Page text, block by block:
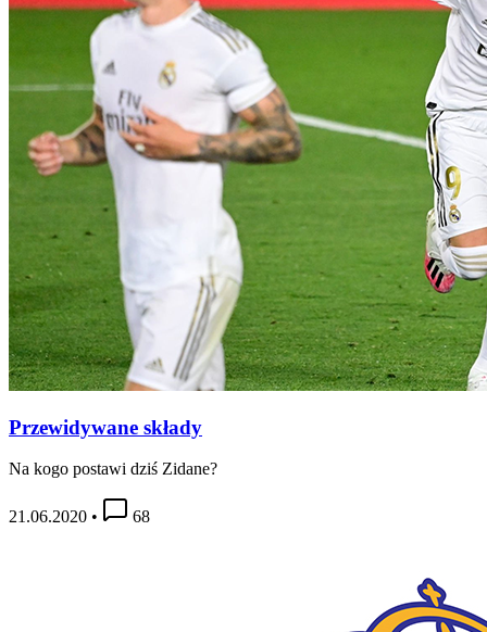
Przewidywane składy
Na kogo postawi dziś Zidane?
21.06.2020 • 68